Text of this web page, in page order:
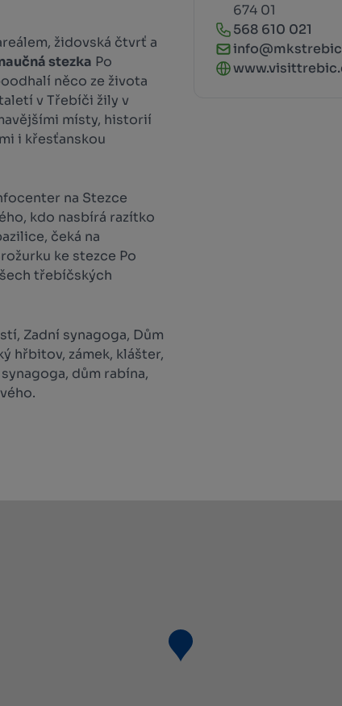
674 01
568 610 021
židovská čtvrť a
stezka Po
něco ze života
v Třebíči žily v
místy, historií
i křesťanskou
na Stezce
kdo nasbírá razítko
čeká na
ke stezce Po
třebíčských
Zadní synagoga, Dům
hřbitov, zámek, klášter,
dům rabína,